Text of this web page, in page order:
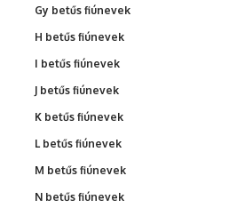
Gy betűs fiúnevek
H betűs fiúnevek
I betűs fiúnevek
J betűs fiúnevek
K betűs fiúnevek
L betűs fiúnevek
M betűs fiúnevek
N betűs fiúnevek